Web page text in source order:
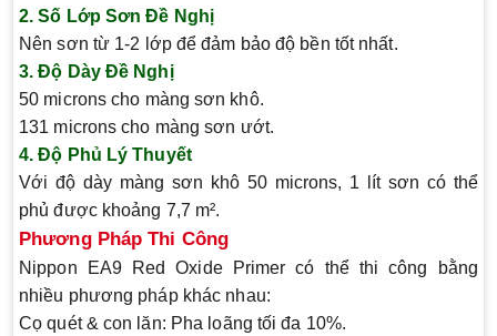
2. Số Lớp Sơn Đề Nghị
Nên sơn từ 1-2 lớpđể đảm bảo độ bền tốt nhất.
3. Độ Dày Đề Nghị
50 microns cho màng sơn khô.
131 microns cho màng sơn ướt.
4. Độ Phủ Lý Thuyết
Với độ dày màng sơn khô 50 microns, 1 lít sơn có thể
phủ được khoảng 7,7 m².
Phương Pháp Thi Công
Nippon EA9 Red Oxide Primer có thể thi công bằng
nhiều phương pháp khác nhau:
Cọ quét & con lăn: Pha loãng tối đa 10%.